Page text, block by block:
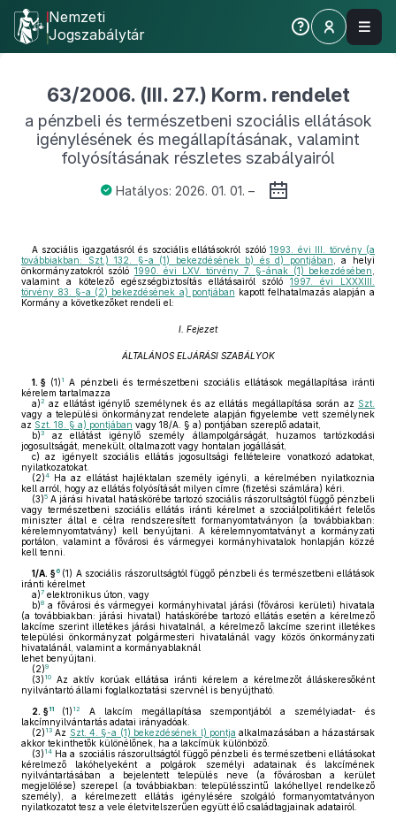
Nemzeti
Jogszabálytár
63/2006. (III. 27.) Korm. rendelet
a pénzbeli és természetbeni szociális ellátások
igénylésének és megállapításának, valamint
folyósításának részletes szabályairól
Hatályos: 2026. 01. 01. –
A szociális igazgatásról és szociális ellátásokról szóló1993. évi III. törvény (a
továbbiakban: Szt.) 132. §-a (1) bekezdésének b) és d) pontjában , a helyi
önkormányzatokról szóló 1990. évi LXV. törvény 7. §-ának (1) bekezdésében
valamint a kötelező egészségbiztosítás ellátásairól szóló1997. évi LXXXIII.
törvény 83. §-a (2) bekezdésének a) pontjában kapott felhatalmazás alapján a
Kormány a következőket rendeli el:
I. Fejezet
ÁLTALÁNOS ELJÁRÁSI SZABÁLYOK
1. § (1) 1
A pénzbeli és természetbeni szociális ellátások megállapítása iránti
kérelem tartalmazza
a)2 az ellátást igénylő személynek és az ellátás megállapítása során az Szt.
vagy a települési önkormányzat rendelete alapján figyelembe vett személynek
az Szt. 18. § a) pontjában vagy 18/A. § a) pontjában szereplő adatait,
b)3
az ellátást igénylő személy állampolgárságát, huzamos tartózkodási
jogosultságát, menekült, oltalmazott vagy hontalan jogállását,
c) az igényelt szociális ellátás jogosultsági feltételeire vonatkozó adatokat,
nyilatkozatokat.
(2)4
Ha az ellátást hajléktalan személy igényli, a kérelmében nyilatkoznia
kell arról, hogy az ellátás folyósítását milyen címre (fizetési számlára) kéri.
(3)5 A járási hivatal hatáskörébe tartozó szociális rászorultságtól függő pénzbeli
vagy természetbeni szociális ellátás iránti kérelmet a szociálpolitikáért felelős
miniszter által e célra rendszeresített formanyomtatványon (a továbbiakban:
kérelemnyomtatvány) kell benyújtani. A kérelemnyomtatványt a kormányzati
portálon, valamint a fővárosi és vármegyei kormányhivatalok honlapján közzé
kell tenni.
1/A. §6 (1) A szociális rászorultságtól függő pénzbeli és természetbeni ellátások
iránti kérelmet
a)7 elektronikus úton, vagy
b)8 a fővárosi és vármegyei kormányhivatal járási (fővárosi kerületi) hivatala
(a továbbiakban: járási hivatal) hatáskörébe tartozó ellátás esetén a kérelmező
lakcíme szerint illetékes járási hivatalnál, a kérelmező lakcíme szerint illetékes
települési önkormányzat polgármesteri hivatalánál vagy közös önkormányzati
hivatalánál, valamint a kormányablaknál
lehet benyújtani.
(2)9
(3) 10
Az aktív korúak ellátása iránti kérelem a kérelmezőt álláskeresőként
nyilvántartó állami foglalkoztatási szervnél is benyújtható.
2. §11 (1) 12
A lakcím megállapítása szempontjából a személyiadat- és
lakcímnyilvántartás adatai irányadóak.
(2) 13 Az Szt. 4. §-a (1) bekezdésének l) pontja alkalmazásában a házastársak
akkor tekinthetők különélőnek, ha a lakcímük különböző.
(3) 14 Ha a szociális rászorultságtól függő pénzbeli és természetbeni ellátásokat
kérelmező lakóhelyeként a polgárok személyi adatainak és lakcímének
nyilvántartásában a bejelentett település neve (a fővárosban a kerület
megjelölése) szerepel (a továbbiakban: településszintű lakóhellyel rendelkező
személy), a kérelmezett ellátás igénylésére szolgáló formanyomtatványon
nyilatkozatot tesz a vele életvitelszerűen együtt élő családtagjainak adatairól.